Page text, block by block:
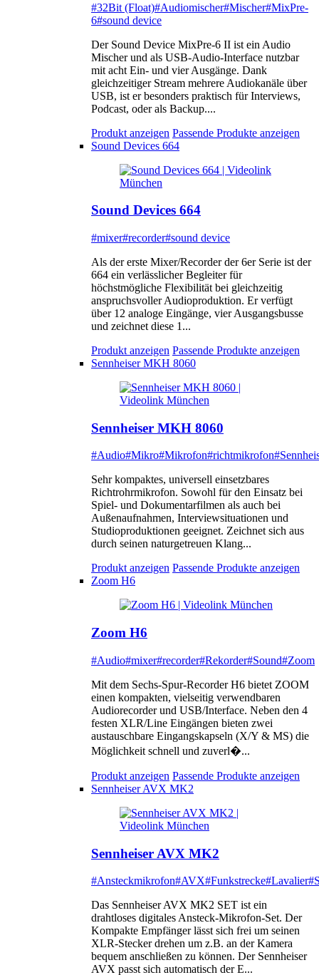
#32Bit (Float)#Audiomischer#Mischer#MixPre-
6#sound device
Der Sound Device MixPre-6 II ist ein Audio
Mischer und als USB-Audio-Interface nutzbar
mit acht Ein- und vier Ausgänge. Dank
gleichzeitiger Stream mehrere Audiokanäle über
USB, ist er besonders praktisch für Interviews,
Podcast, oder als Backup....
Produkt anzeigen Passende Produkte anzeigen
Sound Devices 664
Sound Devices 664
#mixer#recorder#sound device
Als der erste Mixer/Recorder der 6er Serie ist der
664 ein verlässlicher Begleiter für
höchstmögliche Flexibilität bei gleichzeitig
anspruchsvoller Audioproduktion. Er verfügt
über 12 analoge Eingänge, vier Ausgangsbusse
und zeichnet diese 1...
Produkt anzeigen Passende Produkte anzeigen
Sennheiser MKH 8060
Sennheiser MKH 8060
#Audio#Mikro#Mikrofon#richtmikrofon
Sehr kompaktes, universell einsetzbares
Richtrohrmikrofon. Sowohl für den Einsatz bei
Spiel- und Dokumentarfilmen als auch bei
Außenaufnahmen, Interviewsituationen und
Studioproduktionen geeignet. Zeichnet sich aus
durch seinen naturgetreuen Klang...
Produkt anzeigen Passende Produkte anzeigen
Zoom H6
Zoom H6
#Audio#mixer#recorder#Rekorder#Sound#Zoom
Mit dem Sechs-Spur-Recorder H6 bietet ZOOM
einen kompakten, vielseitig verwendbaren
Audiorecorder und USB/Interface. Neben den 4
festen XLR/Line Eingängen bieten zwei
austauschbare Eingangskapseln (X/Y & MS) die
Möglichkeit schnell und zuverl�...
Produkt anzeigen Passende Produkte anzeigen
Sennheiser AVX MK2
Sennheiser AVX MK2
#Ansteckmikrofon#AVX#Funkstrecke#Lavalier
Das Sennheiser AVX MK2 SET ist ein
drahtloses digitales Ansteck-Mikrofon-Set. Der
Kompakte Empfänger lässt sich frei um seinen
XLR-Stecker drehen um z.B. an der Kamera
bequem anschließen zu können. Der Sennheiser
AVX passt sich automatisch der E...